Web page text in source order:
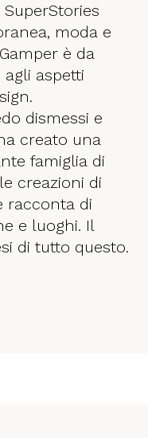
moda e
è da
aspetti
dismessi e
creato una
famiglia di
creazioni di
racconta di
e luoghi. Il
di tutto questo.